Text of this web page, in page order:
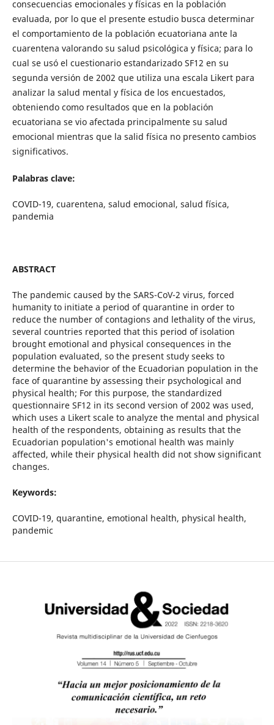
consecuencias emocionales y físicas en la población
evaluada, por lo que el presente estudio busca determinar
el comportamiento de la población ecuatoriana ante la
cuarentena valorando su salud psicológica y física; para lo
cual se usó el cuestionario estandarizado SF12 en su
segunda versión de 2002 que utiliza una escala Likert para
analizar la salud mental y física de los encuestados,
obteniendo como resultados que en la población
ecuatoriana se vio afectada principalmente su salud
emocional mientras que la salid física no presento cambios
significativos.
Palabras clave:
COVID-19, cuarentena, salud emocional, salud física,
pandemia
ABSTRACT
The pandemic caused by the SARS-CoV-2 virus, forced
humanity to initiate a period of quarantine in order to
reduce the number of contagions and lethality of the virus,
several countries reported that this period of isolation
brought emotional and physical consequences in the
population evaluated, so the present study seeks to
determine the behavior of the Ecuadorian population in the
face of quarantine by assessing their psychological and
physical health; For this purpose, the standardized
questionnaire SF12 in its second version of 2002 was used,
which uses a Likert scale to analyze the mental and physical
health of the respondents, obtaining as results that the
Ecuadorian population's emotional health was mainly
affected, while their physical health did not show significant
changes.
Keywords:
COVID-19, quarantine, emotional health, physical health,
pandemic